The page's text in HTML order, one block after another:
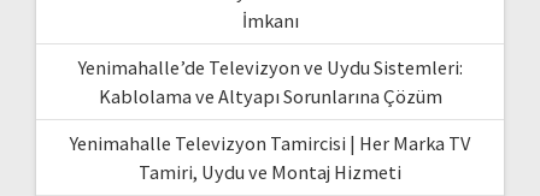
İmkanı
Yenimahalle’de Televizyon ve Uydu Sistemleri:
Kablolama ve Altyapı Sorunlarına Çözüm
Yenimahalle Televizyon Tamircisi | Her Marka TV
Tamiri, Uydu ve Montaj Hizmeti